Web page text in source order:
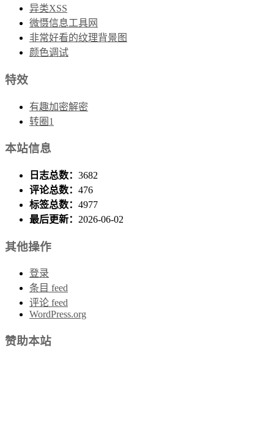
异类XSS
微慑信息工具网
非常好看的纹理背景图
颜色调试
特效
有趣加密解密
转圈1
本站信息
日志总数： 3682
评论总数： 476
标签总数： 4977
最后更新： 2026-06-02
其他操作
登录
条目 feed
评论 feed
WordPress.org
赞助本站